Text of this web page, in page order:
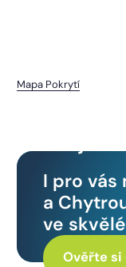
Mapa Pokrytí
I pro
a
ve
Ověřte